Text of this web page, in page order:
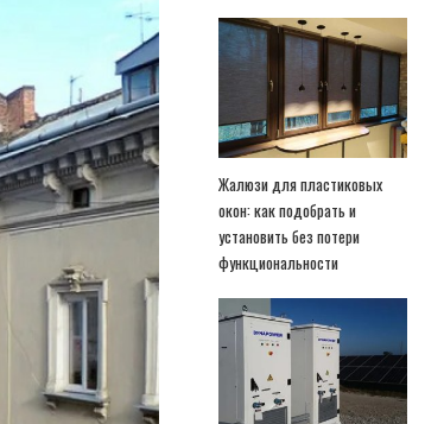
Жалюзи для пластиковых
окон: как подобрать и
установить без потери
функциональности